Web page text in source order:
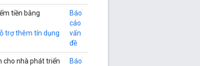
tiền bằng
trợ thêm tín dụng
Báo
cáo
vấn
đề
cho nhà phát triển
Báo